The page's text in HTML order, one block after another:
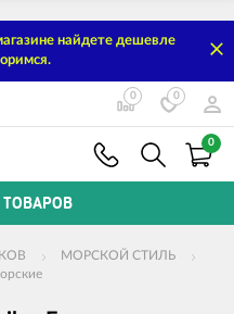
найдете дешевле
0 0
0
ТОВАРОВ
МОРСКОЙ СТИЛЬ